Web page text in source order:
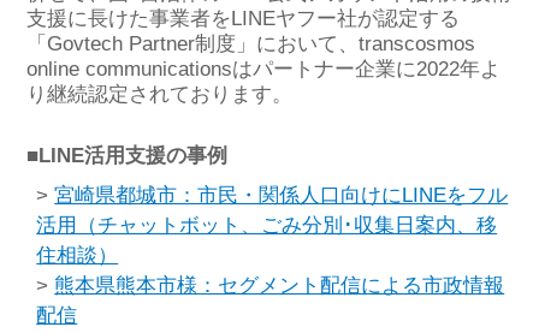
支援に長けた事業者をLINEヤフー社が認定する
「Govtech Partner制度」において、transcosmos
online communicationsはパートナー企業に2022年よ
り継続認定されております。
■LINE活用支援の事例
>宮崎県都城市：市民・関係人口向けにLINEをフル
活用（チャットボット、ごみ分別･収集日案内、移
住相談）
>熊本県熊本市様：セグメント配信による市政情報
配信